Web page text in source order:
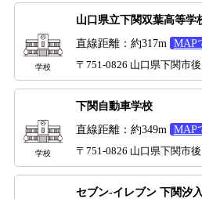
学校
山口県立下関双葉高等学
直線距離：約317m
MAP
〒751-0826 山口県下関市
学校
下関自動車学校
直線距離：約349m
MAP
〒751-0826 山口県下関市
セブン-イレブン 下関汐